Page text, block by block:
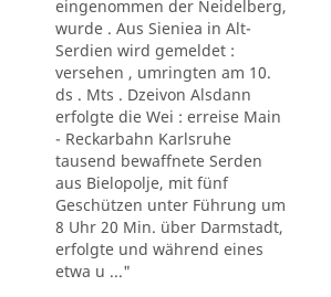
eingenommen der Neidelberg,
wurde . Aus Sieniea in Alt-
Serdien wird gemeldet :
versehen , umringten am 10.
ds . Mts . Dzeivon Alsdann
erfolgte die Wei : erreise Main
- Reckarbahn Karlsruhe
tausend bewaffnete Serden
aus Bielopolje, mit fünf
Geschützen unter Führung um
8 Uhr 20 Min. über Darmstadt,
erfolgte und während eines
etwa u ..."